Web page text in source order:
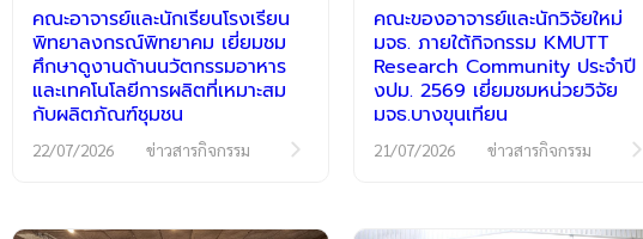
คณะอาจารย์และนักเรียนโรงเรียน
พิทยาลงกรณ์พิทยาคม เยี่ยมชม
ศึกษาดูงานด้านนวัตกรรมอาหาร
และเทคโนโลยีการผลิตที่เหมาะสม
กับผลิตภัณฑ์ชุมชน
22/07/2026 ข่าวสารกิจกรรม
คณะของอาจารย์และนักวิจัยใหม่
มจธ. ภายใต้กิจกรรม KMUTT
Research Community ประจำปี
งปม. 2569 เยี่ยมชมหน่วยวิจัย
มจธ.บางขุนเทียน
21/07/2026 ข่าวสารกิจกรรม